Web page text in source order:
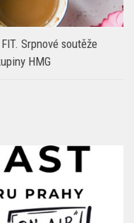
Srpnové soutěže
HMG